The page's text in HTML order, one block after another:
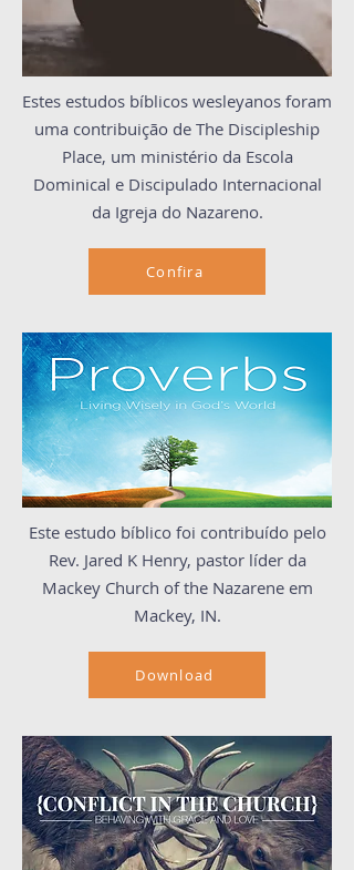
Estes estudos bíblicos wesleyanos foram
uma contribuição de The Discipleship
Place, um ministério da Escola
Dominical e Discipulado Internacional
da Igreja do Nazareno.
Confira
Este estudo bíblico foi contribuído pelo
Rev. Jared K Henry, pastor líder da
Mackey Church of the Nazarene em
Mackey, IN.
Download